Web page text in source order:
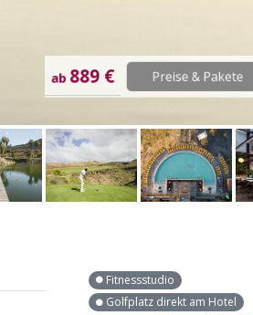
ab 889 € Preise & Pakete
Fitnessstudio
Golfplatz direkt am Hotel